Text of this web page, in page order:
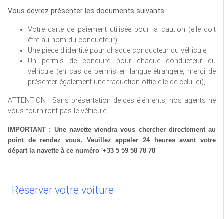
Vous devrez présenter les documents suivants :
Votre carte de paiement utilisée pour la caution (elle doit
être au nom du conducteur),
Une pièce d'identité pour chaque conducteur du véhicule,
Un permis de conduire pour chaque conducteur du
véhicule (en cas de permis en langue étrangère, merci de
présenter également une traduction officielle de celui-ci),
ATTENTION : Sans présentation de ces éléments, nos agents ne
vous fourniront pas le véhicule.
IMPORTANT : Une navette viendra vous chercher directement au
point de rendez vous. Veuillez appeler 24 heures avant votre
départ la navette à ce numéro '+33 5 59 58 78 78
Réserver votre voiture